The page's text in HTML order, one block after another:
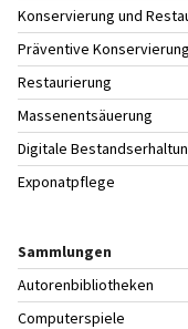
Konservierung und
Präventive Konservierung
Restaurierung
Massenentsäuerung
Digitale
Exponatpflege
Sammlungen
Autorenbibliotheken
Computerspiele